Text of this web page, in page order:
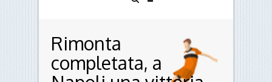
Rimonta
completata, a